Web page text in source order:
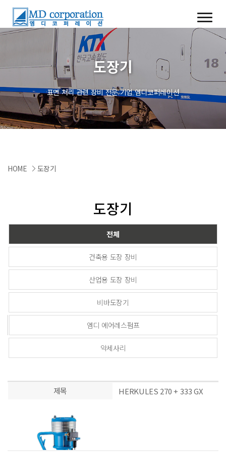
도장기
표면 처리 관련 장비 전문 기업 엠디코퍼레이션
HOME 도장기
도장기
전체
건축용 도장 장비
산업용 도장 장비
비바도장기
엠디 에어레스펌프
악세사리
제목 HERKULES 270 + 333 GX